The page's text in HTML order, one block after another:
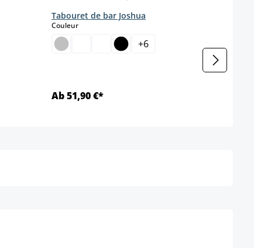
Tabouret de bar Joshua
Couleurselect
+6
Ab 51,90 €*